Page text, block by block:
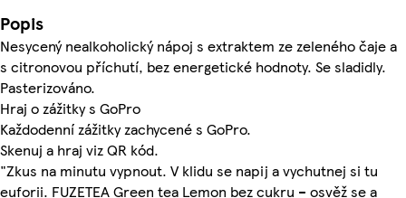
Popis
Nesycený nealkoholický nápoj s extraktem ze zeleného čaje a
s citronovou příchutí, bez energetické hodnoty. Se sladidly.
Pasterizováno.
Hraj o zážitky s GoPro
Každodenní zážitky zachycené s GoPro.
Skenuj a hraj viz QR kód.
"Zkus na minutu vypnout. V klidu se napij a vychutnej si tu
euforii. FUZETEA Green tea Lemon bez cukru – osvěž se a